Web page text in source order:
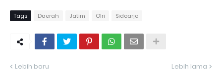
Tags Daerah Jatim Olri Sidoarjo
Lebih baru Lebih lama